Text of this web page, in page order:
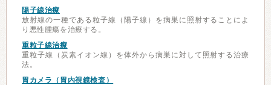
陽子線治療
放射線の一種である粒子線（陽子線）を病巣に照射することによ
り悪性腫瘍を治療する。
重粒子線治療
重粒子線（炭素イオン線）を体外から病巣に対して照射する治療
法。
胃カメラ（胃内視鏡検査）